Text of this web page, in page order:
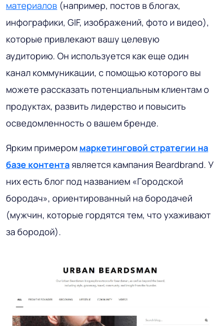
материалов (например, постов в блогах,
инфографики, GIF, изображений, фото и видео),
которые привлекают вашу целевую
аудиторию. Он используется как еще один
канал коммуникации, с помощью которого вы
можете рассказать потенциальным клиентам о
продуктах, развить лидерство и повысить
осведомленность о вашем бренде.
Ярким примером маркетинговой стратегии на
базе контента является кампания Beardbrand. У
них есть блог под названием «Городской
бородач», ориентированный на бородачей
(мужчин, которые гордятся тем, что ухаживают
за бородой).